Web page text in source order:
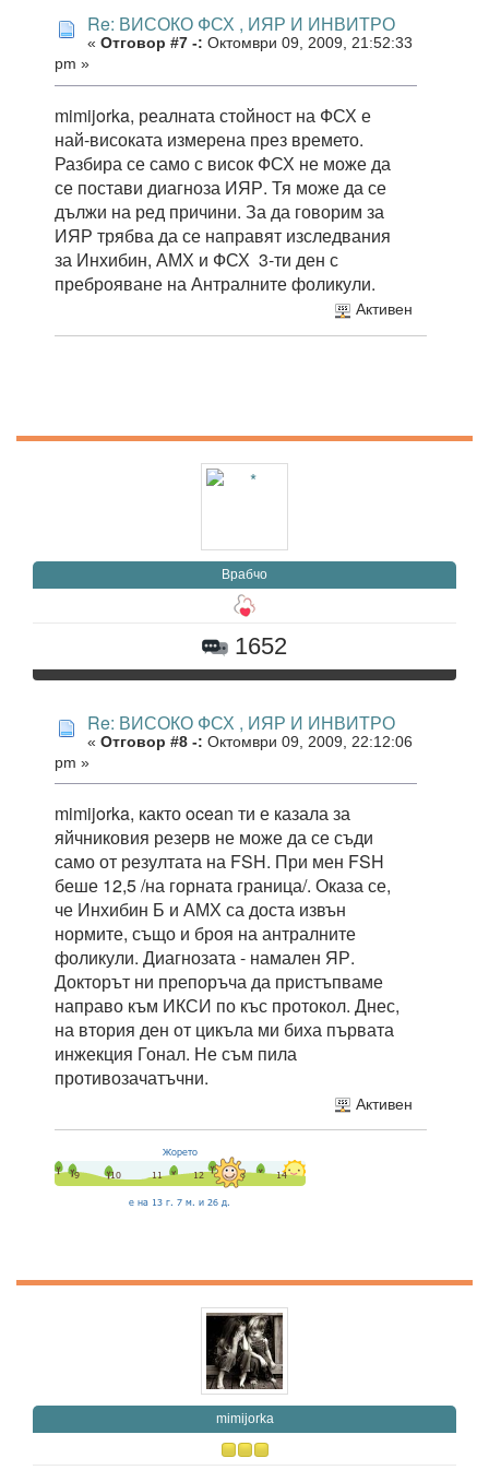
Re: ВИСОКО ФСХ , ИЯР И ИНВИТРО
« Отговор #7 -: Октомври 09, 2009, 21:52:33
pm »
mimijorka, реалната стойност на ФСХ е
най-високата измерена през времето.
Разбира се само с висок ФСХ не може да
се постави диагноза ИЯР. Тя може да се
дължи на ред причини. За да говорим за
ИЯР трябва да се направят изследвания
за Инхибин, АМХ и ФСХ 3-ти ден с
преброяване на Антралните фоликули.
Активен
Врабчо
1652
Re: ВИСОКО ФСХ , ИЯР И ИНВИТРО
« Отговор #8 -: Октомври 09, 2009, 22:12:06
pm »
mimijorka, както ocean ти е казала за
яйчниковия резерв не може да се съди
само от резултата на FSH. При мен FSH
беше 12,5 /на горната граница/. Оказа се,
че Инхибин Б и АМХ са доста извън
нормите, също и броя на антралните
фоликули. Диагнозата - намален ЯР.
Докторът ни препоръча да пристъпваме
направо към ИКСИ по къс протокол. Днес,
на втория ден от цикъла ми биха първата
инжекция Гонал. Не съм пила
противозачатъчни.
Активен
mimijorka